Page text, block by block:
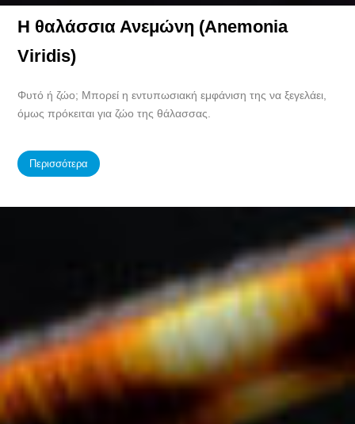
Η θαλάσσια Ανεμώνη (Anemonia
Viridis)
Φυτό ή ζώο; Μπορεί η εντυπωσιακή εμφάνιση της να ξεγελάει,
όμως πρόκειται για ζώο της θάλασσας.
Περισσότερα